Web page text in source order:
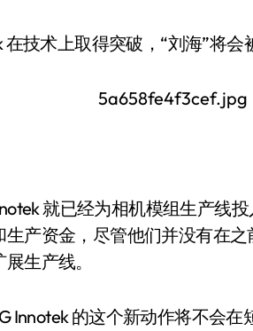
技术上取得突破，“刘海”将会
就已经为相机模组生产线投
产资金，尽管他们并没有在
生产线。
Innotek 的这个新动作将不会